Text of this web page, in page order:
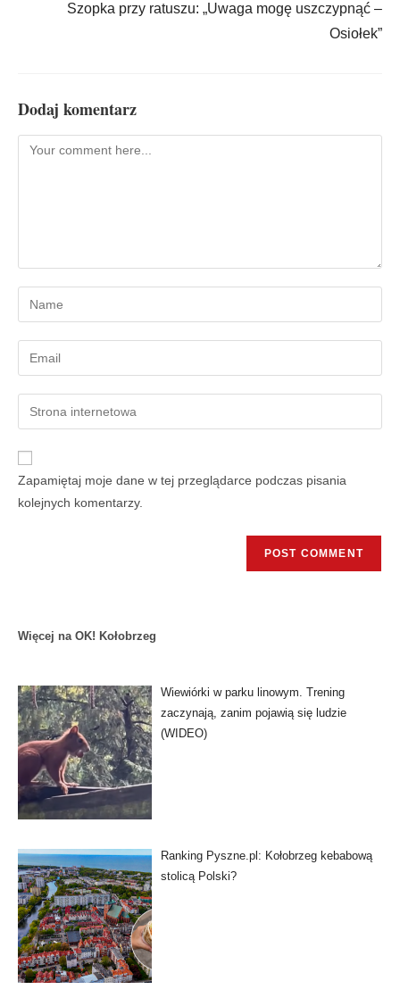
Szopka przy ratuszu: „Uwaga mogę uszczypnąć –
Osiołek”
Dodaj komentarz
Zapamiętaj moje dane w tej przeglądarce podczas pisania
kolejnych komentarzy.
Więcej na OK! Kołobrzeg
Wiewiórki w parku linowym. Trening
zaczynają, zanim pojawią się ludzie
(WIDEO)
Ranking Pyszne.pl: Kołobrzeg kebabową
stolicą Polski?